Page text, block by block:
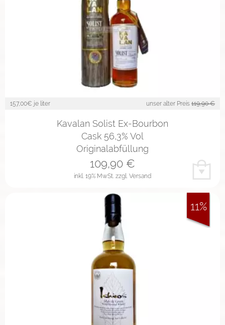
157,00€ je liter unser alter Preis 119,90 €
Kavalan Solist Ex-Bourbon
Cask 56,3% Vol
Originalabfüllung
inkl. 19% MwSt. zzgl. Versand
109,90 €
11%